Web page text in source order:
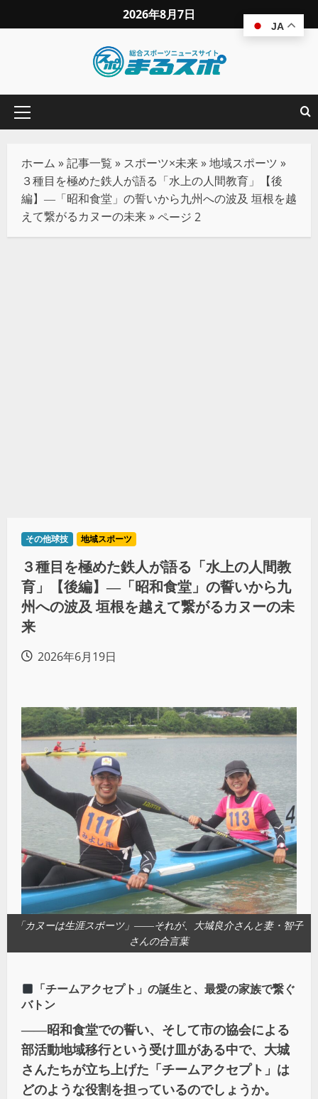
2026年8月7日
ホーム »記事一覧 » スポーツ×未来»地域スポーツ »
３種目を極めた鉄人が語る「水上の人間教育」【後
編】―「昭和食堂」の誓いから九州への波及 垣根を越
えて繋がるカヌーの未来»ページ 2
その他球技 地域スポーツ
３種目を極めた鉄人が語る「水上の人間教
育」【後編】―「昭和食堂」の誓いから九
州への波及 垣根を越えて繋がるカヌーの未
来
2026年6月19日
「カヌーは生涯スポーツ」――それが、大城良介さんと妻・智子
さんの合言葉
「チームアクセプト」の誕生と、最愛の家族で繋ぐ
バトン
――昭和食堂での誓い、そして市の協会による
部活動地域移行という受け皿がある中で、大城
さんたちが立ち上げた「チームアクセプト」は
どのような役割を担っているのでしょうか。
JA